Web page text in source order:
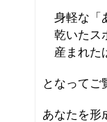
身軽な「
乾いたス
産まれた
となってご
あなたを形